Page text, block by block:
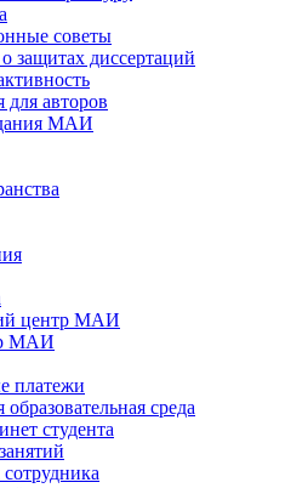
советы
защитах диссертаций
авторов
МАИ
центр МАИ
МАИ
платежи
среда
студента